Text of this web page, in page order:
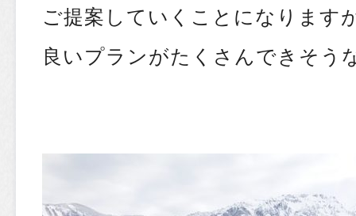
ご提案していくことになります
良いプランがたくさんできそう